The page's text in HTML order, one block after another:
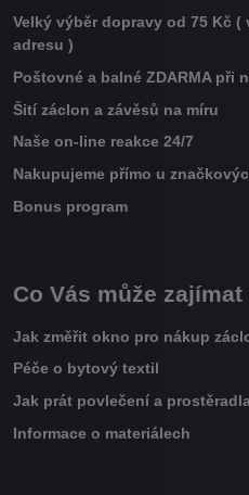
Velký výběr dopravy od 75 Kč
adresu )
Poštovné a balné ZDARMA při
Šití záclon a závěsů na míru
Naše on-line reakce 24/7
Nakupujeme přímo u
Bonus program
Co Vás může
Jak změřit okno pro nákup
Péče o bytový textil
Jak prát povlečení a
Informace o materiálech